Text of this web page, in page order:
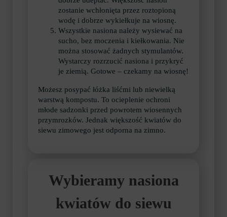
zostanie wchłonięta przez roztopioną
wodę i dobrze wykiełkuje na wiosnę.
Wszystkie nasiona należy wysiewać na
sucho, bez moczenia i kiełkowania. Nie
można stosować żadnych stymulantów.
Wystarczy rozrzucić nasiona i przykryć
je ziemią. Gotowe – czekamy na wiosnę!
Możesz posypać łóżka liśćmi lub niewielką
warstwą kompostu. To ocieplenie ochroni
młode sadzonki przed powrotem wiosennych
przymrozków. Jednak większość kwiatów do
siewu zimowego jest odporna na zimno.
Wybieramy nasiona
kwiatów do siewu